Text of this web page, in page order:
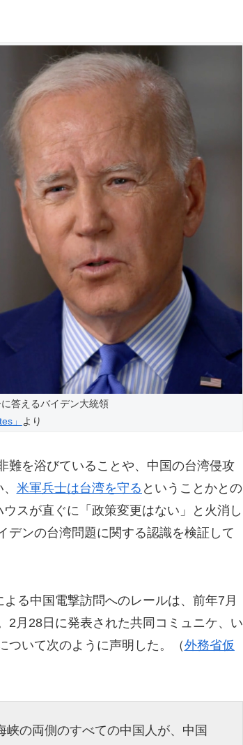
答えるバイデン大統領
」
より
難を浴びていることや、中国の台湾侵攻
米軍兵士は台湾を守る ということかとの
スが直ぐに「政策変更はない」と火消し
デンの台湾問題に関する認識を検証して
る中国電撃訪問へのレールは、前年7月
2月28日に発表された共同コミュニケ、い
ついて次のように声明した。（外務省仮
の両側のすべての中国人が、中国